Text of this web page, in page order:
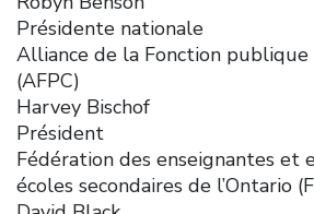
Présidente nationale
Alliance de la Fonction publique
(AFPC)
Harvey Bischof
Président
Fédération des enseignantes et
écoles secondaires de l’Ontario